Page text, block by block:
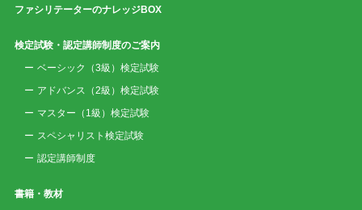
ファシリテーターのナレッジBOX
検定試験・認定講師制度のご案内
ベーシック（3級）検定試験
アドバンス（2級）検定試験
マスター（1級）検定試験
スペシャリスト検定試験
認定講師制度
書籍・教材